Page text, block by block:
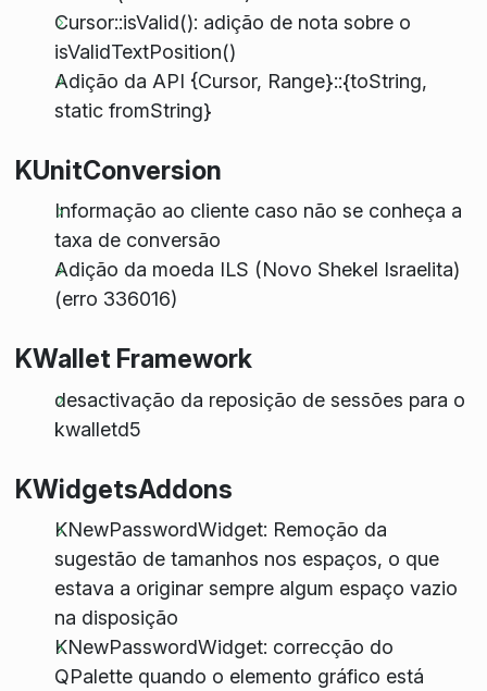
Cursor::isValid(): adição de nota sobre o
isValidTextPosition()
Adição da API {Cursor, Range}::{toString,
static fromString}
KUnitConversion
Informação ao cliente caso não se conheça a
taxa de conversão
Adição da moeda ILS (Novo Shekel Israelita)
(erro 336016)
KWallet Framework
desactivação da reposição de sessões para o
kwalletd5
KWidgetsAddons
KNewPasswordWidget: Remoção da
sugestão de tamanhos nos espaços, o que
estava a originar sempre algum espaço vazio
na disposição
KNewPasswordWidget: correcção do
QPalette quando o elemento gráfico está